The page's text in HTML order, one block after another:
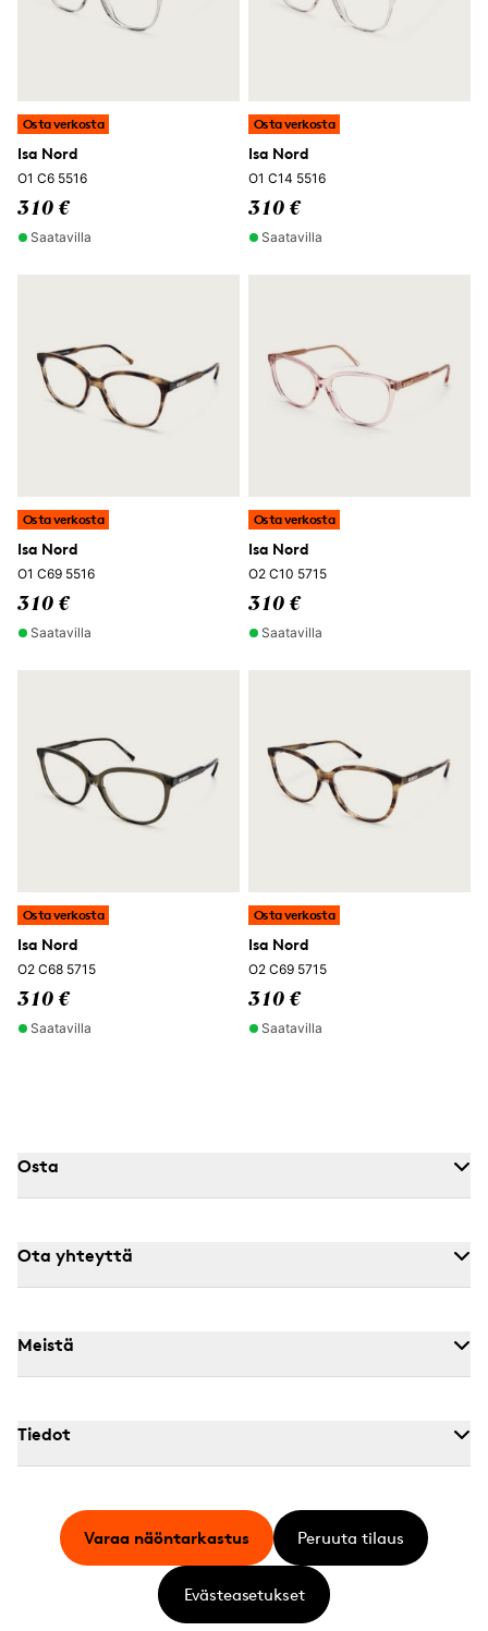
Osta verkosta
Isa Nord
O1 C6 5516
310 €
Saatavilla
Osta verkosta
Isa Nord
O1 C14 5516
310 €
Saatavilla
Osta verkosta
Isa Nord
O1 C69 5516
310 €
Saatavilla
Osta verkosta
Isa Nord
O2 C10 5715
310 €
Saatavilla
Osta verkosta
Isa Nord
O2 C68 5715
310 €
Saatavilla
Osta verkosta
Isa Nord
O2 C69 5715
310 €
Saatavilla
Osta
Ota yhteyttä
Meistä
Tiedot
Varaa näöntarkastus Peruuta tilaus
Evästeasetukset